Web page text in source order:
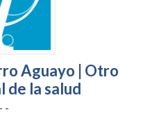
Aguayo | Otro
de la salud
- -